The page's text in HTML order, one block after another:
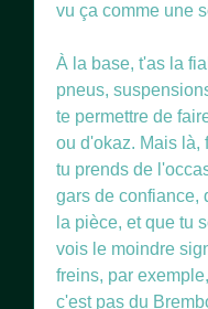
vu ça comme une
À la base, t'as la
pneus,
te permettre de
ou d'okaz. Mais là,
tu prends de
gars de confiance,
la pièce, et que tu
vois le moindre
freins, par
c'est pas du